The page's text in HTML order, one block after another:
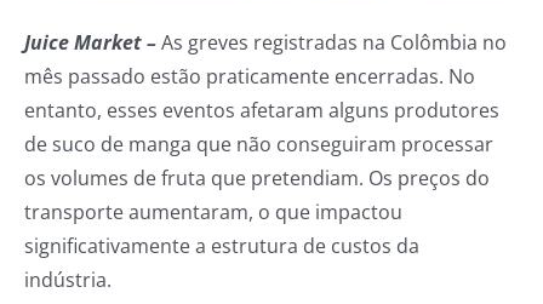
Juice Market –As greves registradas na Colômbia no
mês passado estão praticamente encerradas. No
entanto, esses eventos afetaram alguns produtores
de suco de manga que não conseguiram processar
os volumes de fruta que pretendiam. Os preços do
transporte aumentaram, o que impactou
significativamente a estrutura de custos da
indústria.